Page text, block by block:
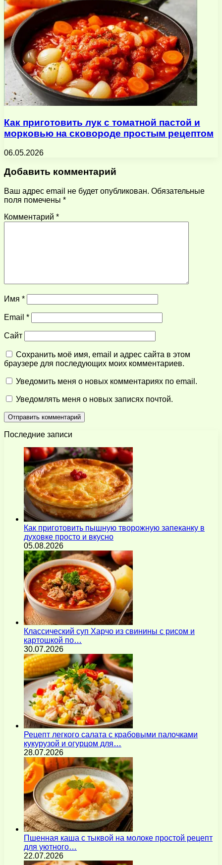
Как приготовить лук с томатной пастой и
морковью на сковороде простым рецептом
06.05.2026
Добавить комментарий
Ваш адрес email не будет опубликован. Обязательные
поля помечены *
Комментарий *
Имя *
Email *
Сайт
Сохранить моё имя, email и адрес сайта в этом
браузере для последующих моих комментариев.
Уведомить меня о новых комментариях по email.
Уведомлять меня о новых записях почтой.
Последние записи
Как приготовить пышную творожную запеканку в
духовке просто и вкусно
05.08.2026
Классический суп Харчо из свинины с рисом и
картошкой по…
30.07.2026
Рецепт легкого салата с крабовыми палочками
кукурузой и огурцом для…
28.07.2026
Пшенная каша с тыквой на молоке простой рецепт
для уютного…
22.07.2026